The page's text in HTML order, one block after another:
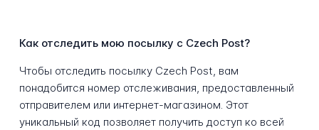
Как отследить мою посылку с Czech Post?
Чтобы отследить посылку Czech Post, вам
понадобится номер отслеживания, предоставленный
отправителем или интернет-магазином. Этот
уникальный код позволяет получить доступ ко всей